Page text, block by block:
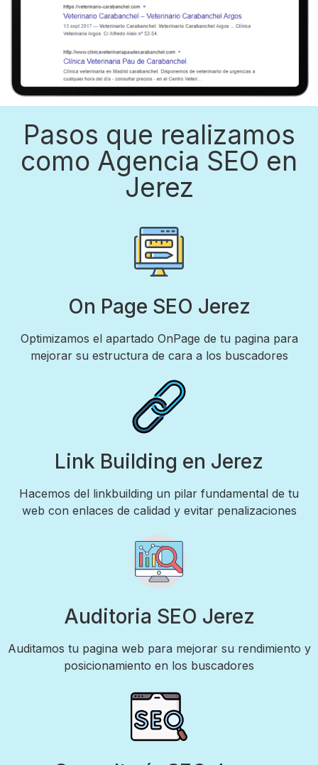
Pasos que realizamos
como Agencia SEO en
Jerez
On Page SEO Jerez
Optimizamos el apartado OnPage de tu pagina para
mejorar su estructura de cara a los buscadores
Link Building en Jerez
Hacemos del linkbuilding un pilar fundamental de tu
web con enlaces de calidad y evitar penalizaciones
Auditoria SEO Jerez
Auditamos tu pagina web para mejorar su rendimiento y
posicionamiento en los buscadores